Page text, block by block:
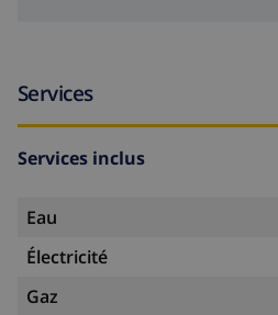
Services
Services inclus
Eau
Électricité
Gaz